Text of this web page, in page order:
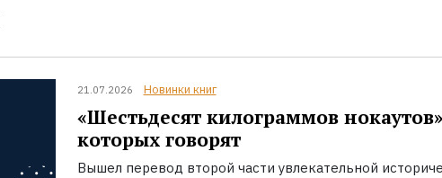
21.07.2026 Новинки книг
«Шестьдесят килограммов
которых говорят
Вышел перевод второй части увлекательной